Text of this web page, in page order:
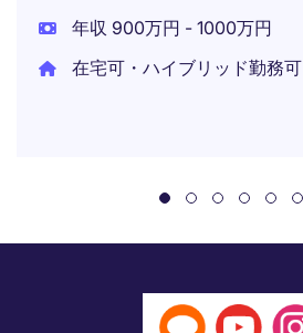
年収 900万円 - 1000万円
在宅可・ハイブリッド勤務可